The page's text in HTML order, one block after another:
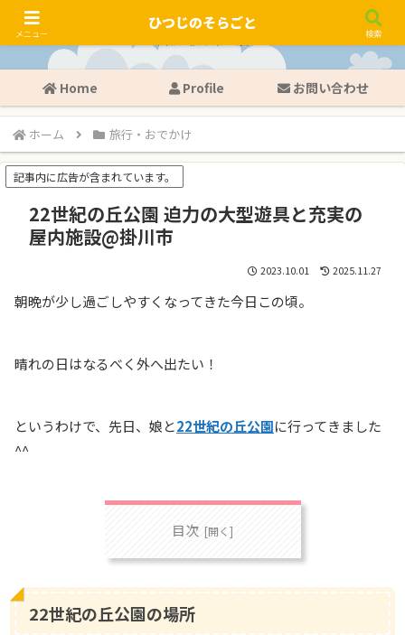
Home Profile お問い合わせ
ホーム 旅行・おでかけ
記事内に広告が含まれています。
22世紀の丘公園 迫力の大型遊具と充実の
屋内施設@掛川市
2023.10.01 2025.11.27
朝晩が少し過ごしやすくなってきた今日この頃。
晴れの日はなるべく外へ出たい！
というわけで、先日、娘と22世紀の丘公園に行ってきました
^^
目次
22世紀の丘公園の場所
メニュー
ひつじのそらごと
検索